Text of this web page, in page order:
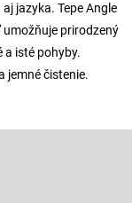
jazyka. Tepe Angle
prirodzený
isté pohyby.
jemné čistenie.